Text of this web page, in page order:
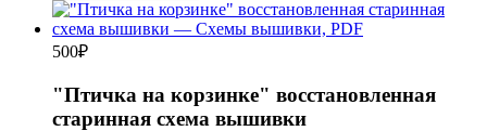
500₽
"Птичка на корзинке" восстановленная
старинная схема вышивки